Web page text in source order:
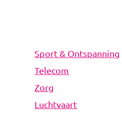
Sport & Ontspanning
Telecom
Zorg
Luchtvaart